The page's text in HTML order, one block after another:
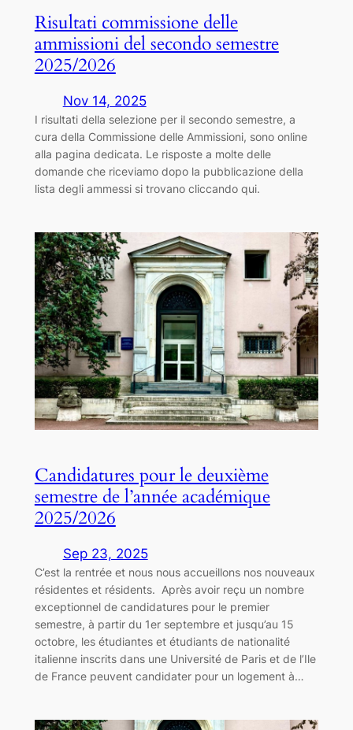
Risultati commissione delle
ammissioni del secondo semestre
2025/2026
Nov 14, 2025
I risultati della selezione per il secondo semestre, a
cura della Commissione delle Ammissioni, sono online
alla pagina dedicata. Le risposte a molte delle
domande che riceviamo dopo la pubblicazione della
lista degli ammessi si trovano cliccando qui.
Candidatures pour le deuxième
semestre de l’année académique
2025/2026
Sep 23, 2025
C’est la rentrée et nous nous accueillons nos nouveaux
résidentes et résidents. Après avoir reçu un nombre
exceptionnel de candidatures pour le premier
semestre, à partir du 1er septembre et jusqu’au 15
octobre, les étudiantes et étudiants de nationalité
italienne inscrits dans une Université de Paris et de l’Ile
de France peuvent candidater pour un logement à…